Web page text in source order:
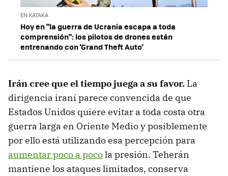
EN XATAKA
Hoy en "la guerra de Ucrania escapa a toda
comprensión": los pilotos de drones están
entrenando con 'Grand Theft Auto'
Irán cree que el tiempo juega a su favor. La
dirigencia iraní parece convencida de que
Estados Unidos quiere evitar a toda costa otra
guerra larga en Oriente Medio y posiblemente
por ello está utilizando esa percepción para
aumentar poco a pocola presión. Teherán
mantiene los ataques limitados, conserva